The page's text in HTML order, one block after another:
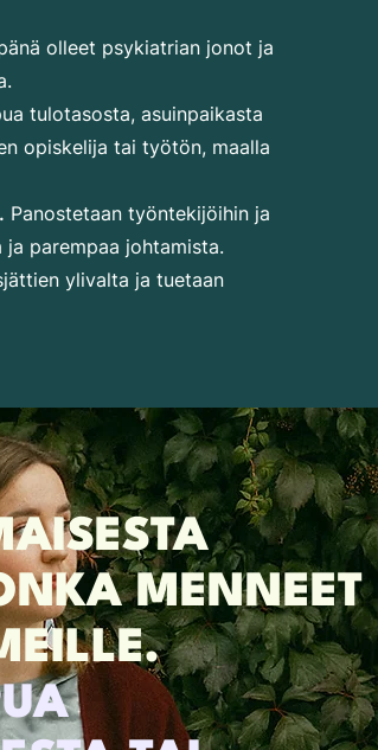
olleet psykiatrian jonot ja
tulotasosta, asuinpaikasta
opiskelija tai työtön, maalla
Panostetaan työntekijöihin ja
ja parempaa johtamista.
ylivalta ja tuetaan
MENNEET